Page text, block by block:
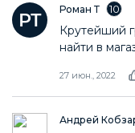
Роман Т 10
Крутейший
найти в
27 июн., 2022
Андрей